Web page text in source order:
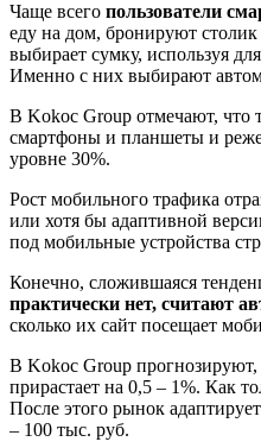
Чаще всего пользователи
еду на дом, бронируют
выбирает сумку, используя
Именно с них выбирают
В Kokoc Group отмечают, что
смартфоны и планшеты и
уровне 30%.
Рост мобильного трафика
или хотя бы адаптивной
под мобильные устройства
Конечно, сложившаяся
практически нет, считают
сколько их сайт посещает
В Kokoc Group прогнозируют,
прирастает на 0,5 – 1%. Как
После этого рынок
– 100 тыс. руб.